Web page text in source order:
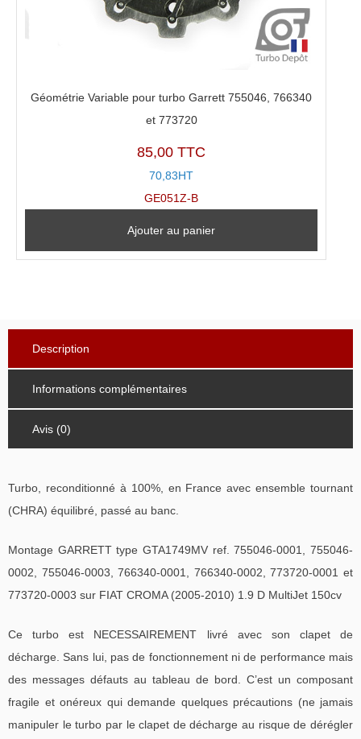
Géométrie Variable pour turbo Garrett 755046, 766340
et 773720
85,00 TTC
70,83HT
GE051Z-B
Ajouter au panier
Description
Informations complémentaires
Avis (0)
Turbo, reconditionné à 100%, en France avec ensemble tournant
(CHRA) équilibré, passé au banc.
Montage GARRETT type GTA1749MV ref. 755046-0001, 755046-
0002, 755046-0003, 766340-0001, 766340-0002, 773720-0001 et
773720-0003 sur FIAT CROMA (2005-2010) 1.9 D MultiJet 150cv
Ce turbo est NECESSAIREMENT livré avec son clapet de
décharge. Sans lui, pas de fonctionnement ni de performance mais
des messages défauts au tableau de bord. C’est un composant
fragile et onéreux qui demande quelques précautions (ne jamais
manipuler le turbo par le clapet de décharge au risque de dérégler